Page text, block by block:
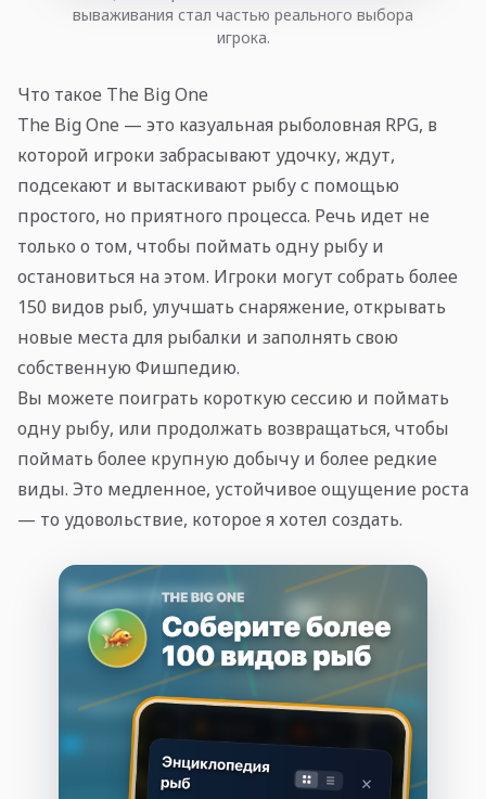
вываживания стал частью реального выбора
игрока.
Что такое The Big One
The Big One — это казуальная рыболовная RPG, в
которой игроки забрасывают удочку, ждут,
подсекают и вытаскивают рыбу с помощью
простого, но приятного процесса. Речь идет не
только о том, чтобы поймать одну рыбу и
остановиться на этом. Игроки могут собрать более
150 видов рыб, улучшать снаряжение, открывать
новые места для рыбалки и заполнять свою
собственную Фишпедию.
Вы можете поиграть короткую сессию и поймать
одну рыбу, или продолжать возвращаться, чтобы
поймать более крупную добычу и более редкие
виды. Это медленное, устойчивое ощущение роста
— то удовольствие, которое я хотел создать.